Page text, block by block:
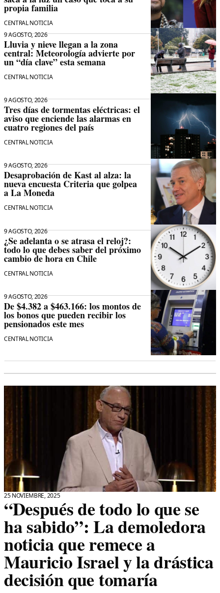
propia familia
CENTRAL NOTICIA
9 AGOSTO, 2026
Lluvia y nieve llegan a la zona
central: Meteorología advierte por
un “día clave” esta semana
CENTRAL NOTICIA
9 AGOSTO, 2026
Tres días de tormentas eléctricas: el
aviso que enciende las alarmas en
cuatro regiones del país
CENTRAL NOTICIA
9 AGOSTO, 2026
Desaprobación de Kast al alza: la
nueva encuesta Criteria que golpea
a La Moneda
CENTRAL NOTICIA
9 AGOSTO, 2026
¿Se adelanta o se atrasa el reloj?:
todo lo que debes saber del próximo
cambio de hora en Chile
CENTRAL NOTICIA
9 AGOSTO, 2026
De $4.382 a $463.166: los montos de
los bonos que pueden recibir los
pensionados este mes
CENTRAL NOTICIA
25 NOVIEMBRE, 2025
“Después de todo lo que se
ha sabido”: La demoledora
noticia que remece a
Mauricio Israel y la drástica
decisión que tomaría